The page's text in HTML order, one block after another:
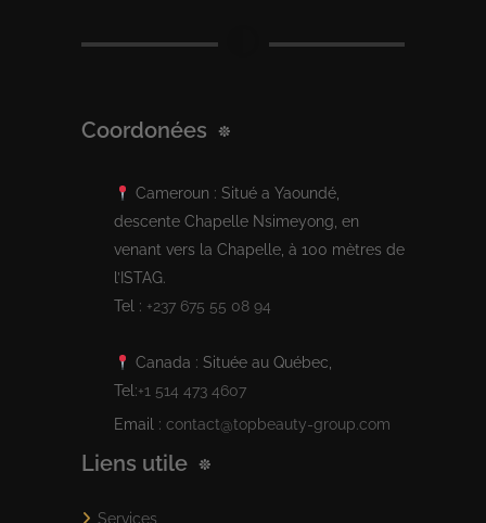
Coordonées
Cameroun : Situé a Yaoundé,
descente Chapelle Nsimeyong, en
venant vers la Chapelle, à 100 mètres de
l’ISTAG.
Tel : +237 675 55 08 94
Canada : Située au Québec,
Tel:+1 514 473 4607
Email : contact@topbeauty-group.com
Liens utile
Services